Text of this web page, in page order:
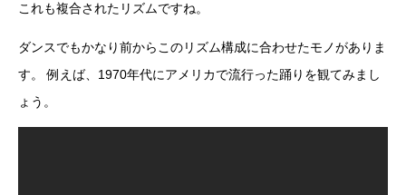
これも複合されたリズムですね。
ダンスでもかなり前からこのリズム構成に合わせたモノがありま
す。 例えば、1970年代にアメリカで流行った踊りを観てみまし
ょう。